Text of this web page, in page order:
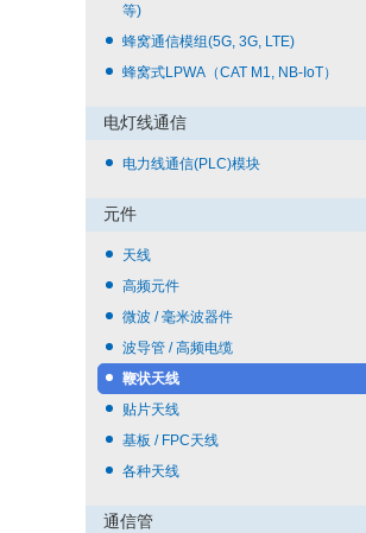
等)
蜂窝通信模组(5G, 3G, LTE)
蜂窝式LPWA（CAT M1, NB-IoT）
电灯线通信
电力线通信(PLC)模块
元件
天线
高频元件
微波 / 毫米波器件
波导管 / 高频电缆
鞭状天线
贴片天线
基板 / FPC天线
各种天线
通信管